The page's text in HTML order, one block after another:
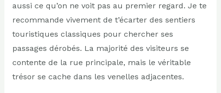
aussi ce qu’on ne voit pas au premier regard. Je te
recommande vivement de t’écarter des sentiers
touristiques classiques pour chercher ses
passages dérobés. La majorité des visiteurs se
contente de la rue principale, mais le véritable
trésor se cache dans les venelles adjacentes.